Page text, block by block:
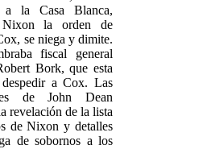
a la Casa Blanca,
la orden de
se niega y dimite.
fiscal general
Bork, que esta
a Cox. Las
de John Dean
revelación de la lista
de Nixon y detalles
de sobornos a los